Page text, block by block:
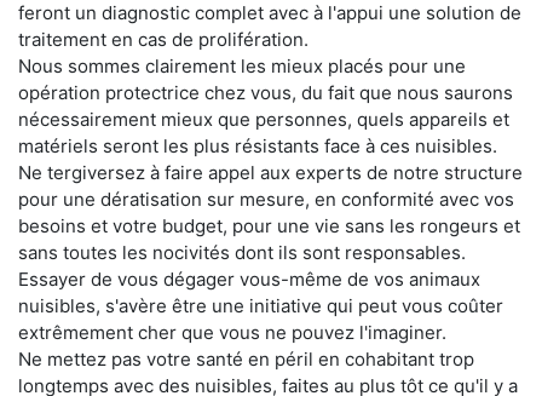
feront un diagnostic complet avec à l'appui une solution de
traitement en cas de prolifération.
Nous sommes clairement les mieux placés pour une
opération protectrice chez vous, du fait que nous saurons
nécessairement mieux que personnes, quels appareils et
matériels seront les plus résistants face à ces nuisibles.
Ne tergiversez à faire appel aux experts de notre structure
pour une dératisation sur mesure, en conformité avec vos
besoins et votre budget, pour une vie sans les rongeurs et
sans toutes les nocivités dont ils sont responsables.
Essayer de vous dégager vous-même de vos animaux
nuisibles, s'avère être une initiative qui peut vous coûter
extrêmement cher que vous ne pouvez l'imaginer.
Ne mettez pas votre santé en péril en cohabitant trop
longtemps avec des nuisibles, faites au plus tôt ce qu'il y a